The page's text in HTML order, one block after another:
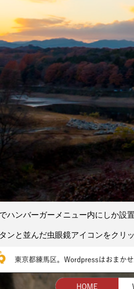
ハンバーガーメニュー内にしか設
ンと並んだ虫眼鏡アイコンをクリ